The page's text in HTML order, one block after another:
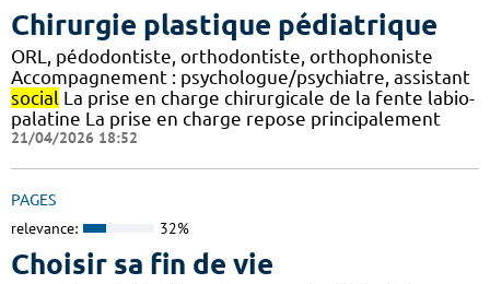
Chirurgie plastique pédiatrique
ORL, pédodontiste, orthodontiste, orthophoniste
Accompagnement : psychologue/psychiatre, assistant
social La prise en charge chirurgicale de la fente labio-
palatine La prise en charge repose principalement
21/04/2026 18:52
PAGES
relevance: 32%
Choisir sa fin de vie